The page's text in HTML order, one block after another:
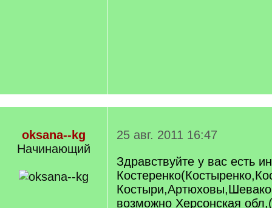
oksana--kg
Начинающий
25 авг. 2011 16:47
Здравствуйте у вас есть
возможно Херсонская